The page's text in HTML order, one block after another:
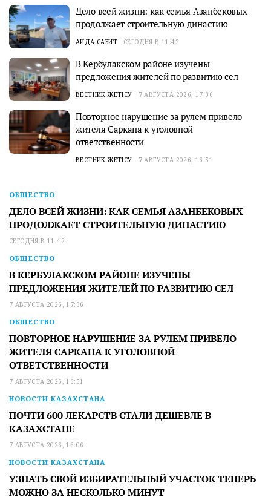
Дело всей жизни: как семья Азанбековых
продолжает строительную династию
АИДА САБИТ СЕГОДНЯ В 11:42
В Кербулакском районе изучены
предложения жителей по развитию сел
ВЕСТНИК ЖЕТІСУ 7 АВГУСТА 2026, 17:36
Повторное нарушение за рулем привело
жителя Саркана к уголовной
ответственности
ВЕСТНИК ЖЕТІСУ 7 АВГУСТА 2026, 16:51
ОБЩЕСТВО
ДЕЛО ВСЕЙ ЖИЗНИ: КАК СЕМЬЯ АЗАНБЕКОВЫХ
ПРОДОЛЖАЕТ СТРОИТЕЛЬНУЮ ДИНАСТИЮ
СЕГОДНЯ В 11:42
ОБЩЕСТВО
В КЕРБУЛАКСКОМ РАЙОНЕ ИЗУЧЕНЫ
ПРЕДЛОЖЕНИЯ ЖИТЕЛЕЙ ПО РАЗВИТИЮ СЕЛ
7 АВГУСТА 2026, 17:36
ОБЩЕСТВО
ПОВТОРНОЕ НАРУШЕНИЕ ЗА РУЛЕМ ПРИВЕЛО
ЖИТЕЛЯ САРКАНА К УГОЛОВНОЙ
ОТВЕТСТВЕННОСТИ
7 АВГУСТА 2026, 16:51
НОВОСТИ КАЗАХСТАНА
ПОЧТИ 600 ЛЕКАРСТВ СТАЛИ ДЕШЕВЛЕ В
КАЗАХСТАНЕ
7 АВГУСТА 2026, 16:06
НОВОСТИ КАЗАХСТАНА
УЗНАТЬ СВОЙ ИЗБИРАТЕЛЬНЫЙ УЧАСТОК ТЕПЕРЬ
МОЖНО ЗА НЕСКОЛЬКО МИНУТ